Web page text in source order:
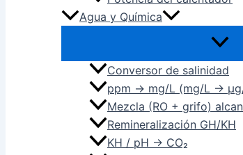
Agua y Química
Conversor de salinidad
ppm → mg/L (mg/L →
Mezcla (RO + grifo)
Remineralización GH/KH
KH / pH → CO₂